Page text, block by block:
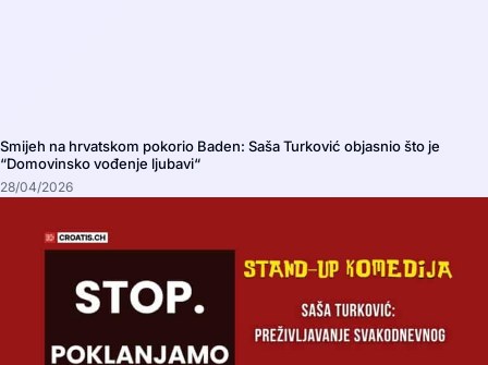
Smijeh na hrvatskom pokorio Baden: Saša Turković objasnio što je
“Domovinsko vođenje ljubavi“
28/04/2026